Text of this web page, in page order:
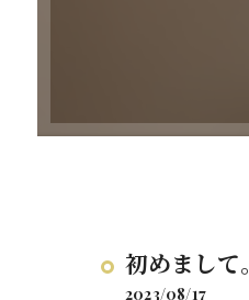
初めまして。
2023/08/17